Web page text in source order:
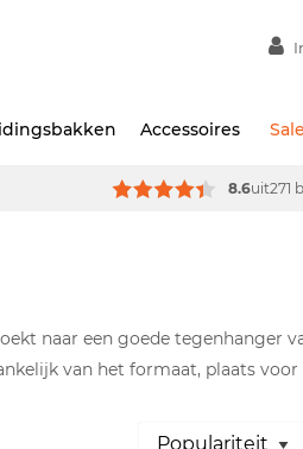
Accessoires Sale
8.6uit271
naar een goede tegenhanger
van het formaat, plaats voor